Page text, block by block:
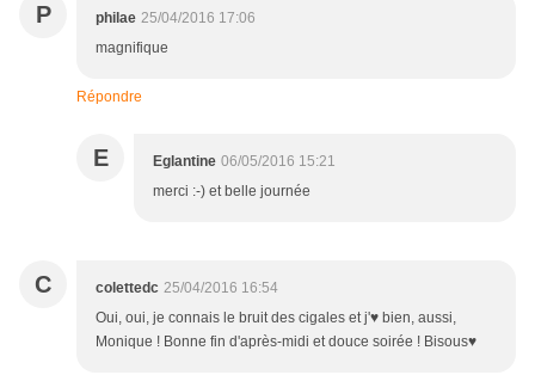
P philae 25/04/2016 17:06
magnifique
Répondre
E Eglantine 06/05/2016 15:21
merci :-) et belle journée
C colettedc 25/04/2016 16:54
Oui, oui, je connais le bruit des cigales et j'♥ bien, aussi,
Monique ! Bonne fin d'après-midi et douce soirée ! Bisous♥